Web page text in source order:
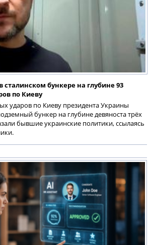
сталинском бункере на глубине 93
по Киеву
ударов по Киеву президента Украины
бункер на глубине девяноста трёх
бывшие украинские политики, ссылаясь